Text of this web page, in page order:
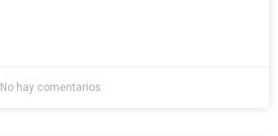
No hay comentarios